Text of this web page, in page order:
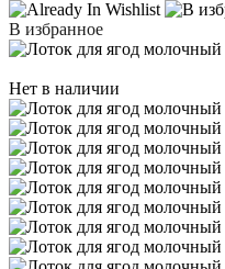
В избранное
Нет в наличии